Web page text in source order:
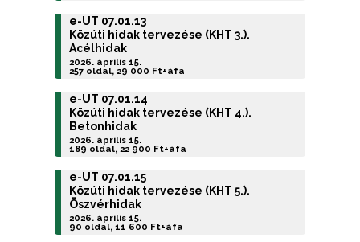
e-UT 07.01.13
Közúti hidak tervezése (KHT 3.).
Acélhidak
2026. április 15.
257 oldal, 29 000 Ft+áfa
e-UT 07.01.14
Közúti hidak tervezése (KHT 4.).
Betonhidak
2026. április 15.
189 oldal, 22 900 Ft+áfa
e-UT 07.01.15
Közúti hidak tervezése (KHT 5.).
Öszvérhidak
2026. április 15.
90 oldal, 11 600 Ft+áfa